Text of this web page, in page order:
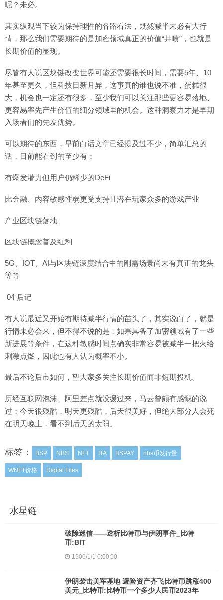
呢？未必。
其实纵观当下较为保持理性的各路看法，既然减半未必有大行
情，那么我们需要期待的是加密领域真正的价值“井喷”，也就是
长期价值的显现。
尽管有人说区块链改变世界可能还需要很长时间，需要5年、10
年甚至更久，但科技日新月异，这事真的谁也说不准，蛋糕很
大，机会也一定还有很多，至少我们可以关注那些更容易落地、
更容易率先产生价值的细分领域里的机会。这种洞察力才是早期
入场者们的先发优势。
可以期待的东西，早前白话文章已经提及过不少，简单汇总的
话，目前能看到的至少有：
有爆发潜力但用户仍稀少的DeFi
比金融、内容敏感性弱更受支持且潜在玩家众多的游戏产业
产业区块链落地
区块链概念普及红利
5G、IOT、AI与区块链深度结合中的刚需场景尚未有真正的龙头
等等
04 后记
有人说最近又开始有期待减半行情的苗头了，其实说白了，就是
行情未必会来，但不得不说的是，如果具备了加密领域有了一些
新进展等条件，在这种敏感时间点确实非常容易被减半一把火给
刺激点燃，因此也有人认为概率不小。
最后不论后市如何，望大家多关注长期价值而非短期投机。
历经互联网泡沫、阿里差点就没缓过来，马云曾颇有感慨的说
过：今天很残酷，明天更残酷，后天很美好，但绝大部分人会死
在明天晚上，看不到后天的太阳。
标签： BSP NBS NFT ITA BSPAY nbs币发行量
WNFT价格 Digital Files
水星链
破除迷信——透析比特币与伊朗事件_比特
币:BIT
1900/1/1 0:00:00
伊朗袭击美军基地 避险资产齐飞比特币跳涨400
美元_比特币:比特币一个多少人民币2023年